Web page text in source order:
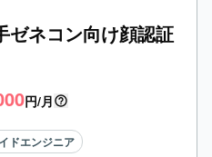
ゼネコン向け顔認証
円/月
ドエンジニア